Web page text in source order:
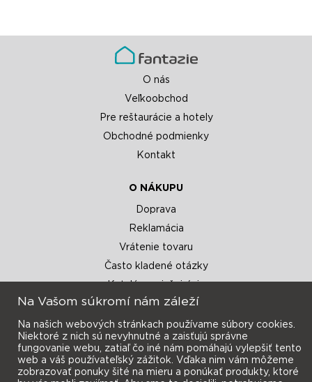
O nás
Veľkoobchod
Pre reštaurácie a hotely
Obchodné podmienky
Kontakt
O NÁKUPU
Doprava
Reklamácia
Vrátenie tovaru
Často kladené otázky
Na Vašom súkromí nám záleží
Na našich webových stránkach používame súbory cookies.
Niektoré z nich sú nevyhnutné a zaisťujú správne
fungovanie webu, zatiaľ čo iné nám pomáhajú vylepšiť tento
web a váš používateľský zážitok. Vďaka nim vám môžeme
zobrazovať ponuky šité na mieru a ponúkať produkty, ktoré